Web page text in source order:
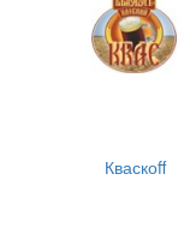
Кваскоff